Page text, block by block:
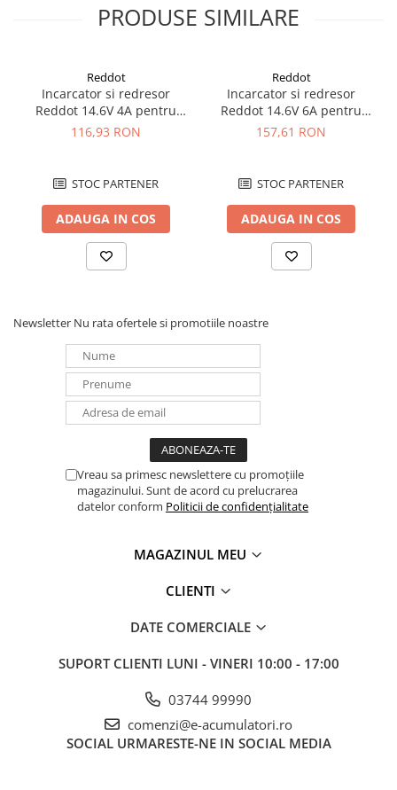
AGMDate tehnice Capacitate recomandată acumulator: 1,2 - 40
încărcare: 1 Tensiune de funcţionare: 230 V/50 Hz Acumulatori
compatibili: plumb-gel, plumb-acid, AGM
PRODUSE SIMILARE
Reddot
Incarcator si redresor
Reddot 14.6V 4A pentru
acumulatori LiFePo4
116,93 RON
STOC PARTENER
ADAUGA IN COS
Reddot
Incarcator si redresor
Reddot 14.6V 6A pentru
acumulatori LiFePo4
157,61 RON
STOC PARTENER
ADAUGA IN COS
Newsletter Nu rata ofertele si promotiile noastre
Vreau sa primesc newslettere cu promoțiile
magazinului. Sunt de acord cu prelucrarea
datelor conform Politicii de confidențialitate
MAGAZINUL MEU
CLIENTI
DATE COMERCIALE
SUPORT CLIENTI LUNI - VINERI 10:00 - 17:00
03744 99990
comenzi@e-acumulatori.ro
SOCIAL URMARESTE-NE IN SOCIAL MEDIA